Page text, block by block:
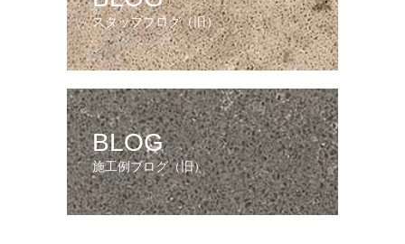
スタッフブログ（旧）
BLOG
施工例ブログ（旧）